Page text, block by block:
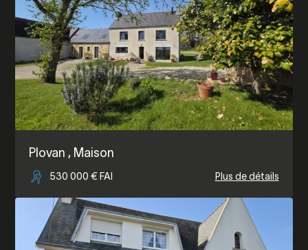
Plovan , Maison
530 000 € FAI Plus de détails